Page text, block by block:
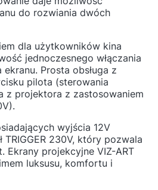
do rozwiania dwóch
dla użytkowników kina
jednoczesnego włączania
Prosta obsługa z
pilota (sterowania
z projektora z zastosowaniem
wyjścia 12V
230V, który pozwala
Ekrany projekcyjne VIZ-ART
luksusu, komfortu i